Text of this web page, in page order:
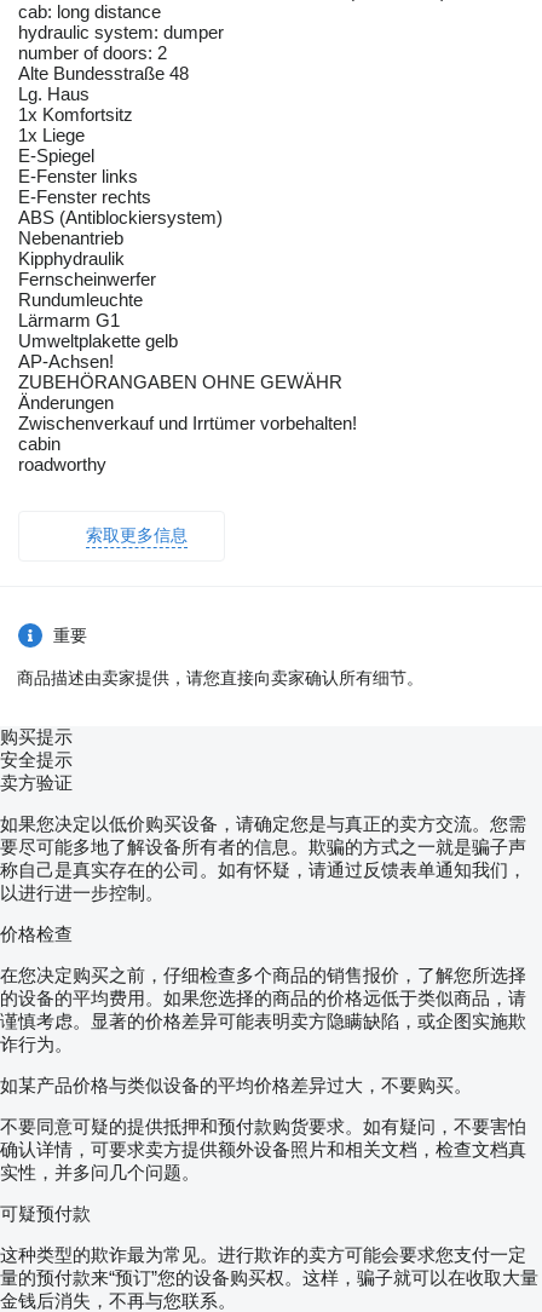
cab: long distance
hydraulic system: dumper
number of doors: 2
Alte Bundesstraße 48
Lg. Haus
1x Komfortsitz
1x Liege
E-Spiegel
E-Fenster links
E-Fenster rechts
ABS (Antiblockiersystem)
Nebenantrieb
Kipphydraulik
Fernscheinwerfer
Rundumleuchte
Lärmarm G1
Umweltplakette gelb
AP-Achsen!
ZUBEHÖRANGABEN OHNE GEWÄHR
Änderungen
Zwischenverkauf und Irrtümer vorbehalten!
cabin
roadworthy
索取更多信息
重要
商品描述由卖家提供，请您直接向卖家确认所有细节。
购买提示
安全提示
卖方验证
如果您决定以低价购买设备，请确定您是与真正的卖方交流。您需
要尽可能多地了解设备所有者的信息。欺骗的方式之一就是骗子声
称自己是真实存在的公司。如有怀疑，请通过反馈表单通知我们，
以进行进一步控制。
价格检查
在您决定购买之前，仔细检查多个商品的销售报价，了解您所选择
的设备的平均费用。如果您选择的商品的价格远低于类似商品，请
谨慎考虑。显著的价格差异可能表明卖方隐瞒缺陷，或企图实施欺
诈行为。
如某产品价格与类似设备的平均价格差异过大，不要购买。
不要同意可疑的提供抵押和预付款购货要求。如有疑问，不要害怕
确认详情，可要求卖方提供额外设备照片和相关文档，检查文档真
实性，并多问几个问题。
可疑预付款
这种类型的欺诈最为常见。进行欺诈的卖方可能会要求您支付一定
量的预付款来“预订”您的设备购买权。这样，骗子就可以在收取大量
金钱后消失，不再与您联系。